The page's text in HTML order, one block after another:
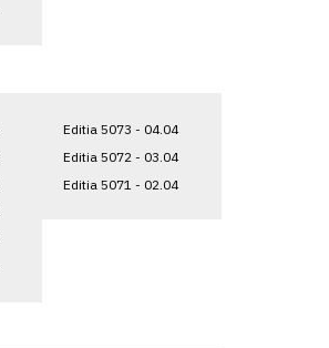
Editia 5073 - 04.04
Editia 5072 - 03.04
Editia 5071 - 02.04